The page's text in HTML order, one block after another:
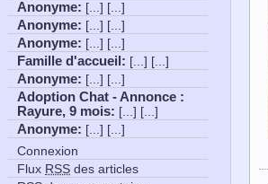
Anonyme: [...] [...]
Anonyme: [...] [...]
Anonyme: [...] [...]
Famille d'accueil : [...] [...]
Anonyme: [...] [...]
Adoption Chat - Annonce :
Rayure, 9 mois: [...] [...]
Anonyme: [...] [...]
Connexion
Flux RSS des articles